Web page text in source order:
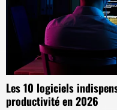
Les 10 logiciels
productivité en 2026